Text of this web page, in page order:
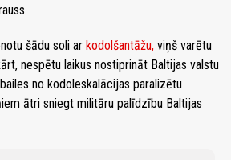
šādu soli ar kodolšantāžu, viņš varētu
nespētu laikus nostiprināt Baltijas valstu
no kodoleskalācijas paralizētu
ātri sniegt militāru palīdzību Baltijas